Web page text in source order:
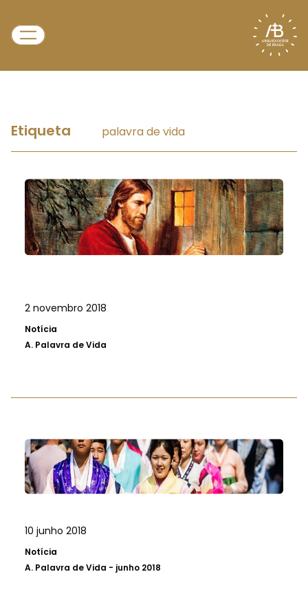
Etiqueta palavra de vida
2 novembro 2018
Notícia
A. Palavra de Vida
10 junho 2018
Notícia
A. Palavra de Vida - junho 2018